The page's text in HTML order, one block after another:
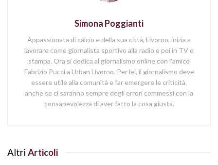
Simona Poggianti
Appassionata di calcio e della sua città, Livorno, inizia a
lavorare come giornalista sportivo alla radio e poi in TV e
stampa. Ora si dedica al giornalismo online con l'amico
Fabrizio Pucci a Urban Livorno. Per lei, il giornalismo deve
essere utile alla comunità e far emergere le criticità,
anche se ci saranno sempre degli errori commessi con la
consapevolezza di aver fatto la cosa giusta.
Altri Articoli